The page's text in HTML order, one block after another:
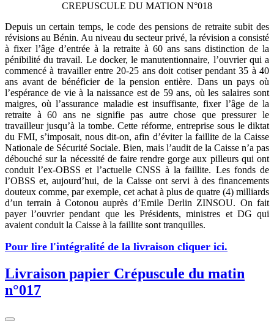
CREPUSCULE DU MATION N°018
Depuis un certain temps, le code des pensions de retraite subit des
révisions au Bénin. Au niveau du secteur privé, la révision a consisté
à fixer l’âge d’entrée à la retraite à 60 ans sans distinction de la
pénibilité du travail. Le docker, le manutentionnaire, l’ouvrier qui a
commencé à travailler entre 20-25 ans doit cotiser pendant 35 à 40
ans avant de bénéficier de la pension entière. Dans un pays où
l’espérance de vie à la naissance est de 59 ans, où les salaires sont
maigres, où l’assurance maladie est insuffisante, fixer l’âge de la
retraite à 60 ans ne signifie pas autre chose que pressurer le
travailleur jusqu’à la tombe. Cette réforme, entreprise sous le diktat
du FMI, s’imposait, nous dit-on, afin d’éviter la faillite de la Caisse
Nationale de Sécurité Sociale. Bien, mais l’audit de la Caisse n’a pas
débouché sur la nécessité de faire rendre gorge aux pilleurs qui ont
conduit l’ex-OBSS et l’actuelle CNSS à la faillite. Les fonds de
l’OBSS et, aujourd’hui, de la Caisse ont servi à des financements
douteux comme, par exemple, cet achat à plus de quatre (4) milliards
d’un terrain à Cotonou auprès d’Emile Derlin ZINSOU. On fait
payer l’ouvrier pendant que les Présidents, ministres et DG qui
avaient conduit la Caisse à la faillite sont tranquilles.
Pour lire l'intégralité de la livraison cliquer ici.
Livraison papier Crépuscule du matin
n°017